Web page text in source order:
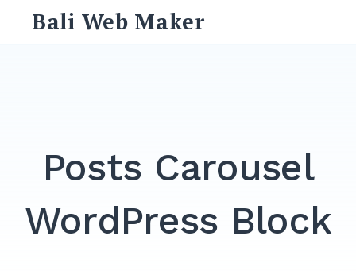
Bali Web Maker
Posts Carousel
WordPress Block